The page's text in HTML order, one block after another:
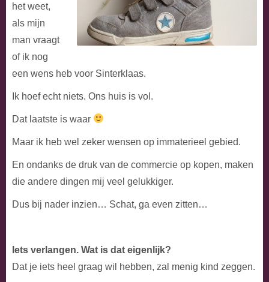
het weet,
als mijn
man vraagt
of ik nog
een wens heb voor Sinterklaas.
Ik hoef echt niets. Ons huis is vol.
Dat laatste is waar
Maar ik heb wel zeker wensen op immaterieel gebied.
En ondanks de druk van de commercie op kopen, maken
die andere dingen mij veel gelukkiger.
Dus bij nader inzien… Schat, ga even zitten…
Iets verlangen. Wat is dat eigenlijk?
Dat je iets heel graag wil hebben, zal menig kind zeggen.